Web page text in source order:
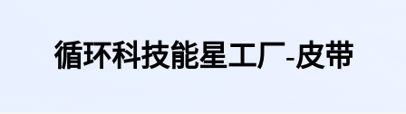
循环科技能星工厂-皮带